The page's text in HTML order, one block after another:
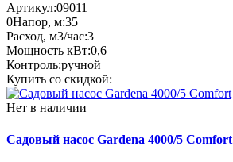
Артикул:09011
0Напор, м:35
Расход, м3/час:3
Мощность кВт:0,6
Контроль:ручной
Купить со скидкой:
Нет в наличии
Садовый насос Gardena 4000/5 Comfort